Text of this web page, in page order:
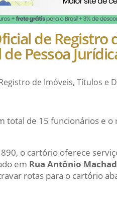
de Registro
Pessoa
de Imóveis, Títulos e
total de 15 funcionários e o
o cartório oferece
em Rua Antônio
rotas para o cartório